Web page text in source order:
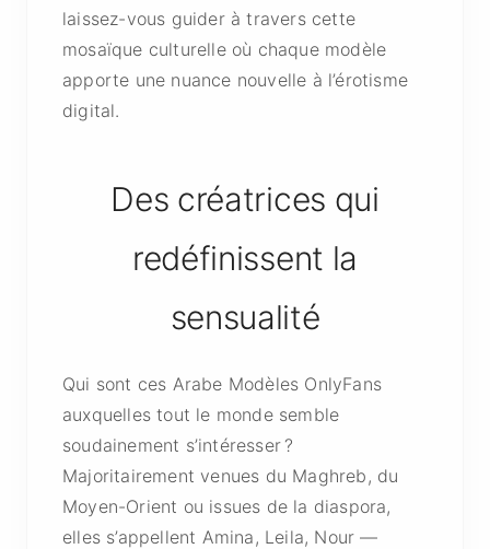
laissez-vous guider à travers cette
mosaïque culturelle où chaque modèle
apporte une nuance nouvelle à l’érotisme
digital.
Des créatrices qui
redéfinissent la
sensualité
Qui sont ces Arabe Modèles OnlyFans
auxquelles tout le monde semble
soudainement s’intéresser ?
Majoritairement venues du Maghreb, du
Moyen-Orient ou issues de la diaspora,
elles s’appellent Amina, Leila, Nour —